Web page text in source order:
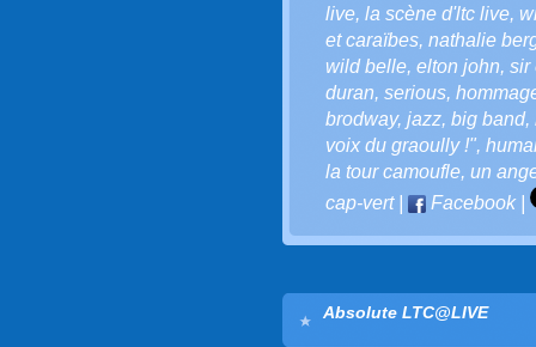
live, la scène d'ltc live,
et caraïbes, nathalie
wild belle, elton john, sir
duran, serious,
brodway, jazz, big band,
voix du graoully !",
la tour camoufle, un
cap-vert| Facebook|
Absolute LTC@LIVE